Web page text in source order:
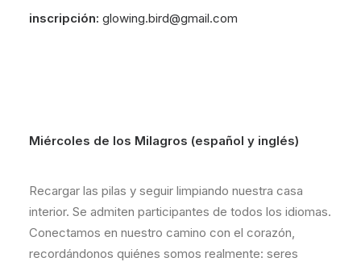
inscripción: glowing.bird@gmail.com
Miércoles de los Milagros (español y inglés)
Recargar las pilas y seguir limpiando nuestra casa
interior. Se admiten participantes de todos los idiomas.
Conectamos en nuestro camino con el corazón,
recordándonos quiénes somos realmente: seres